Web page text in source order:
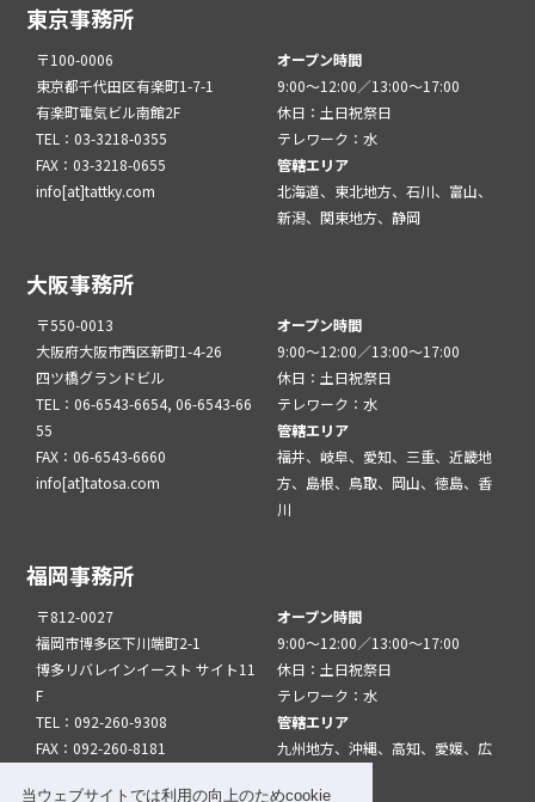
当ウェブサイトでは利用の向上のためcookie
東京事務所
〒100-0006
東京都千代田区有楽町1-7-1
有楽町電気ビル南館2F
TEL：03-3218-0355
FAX：03-3218-0655
info[at]tattky.com
オープン時間
9:00～12:00／13:00～17:00
休日：土日祝祭日
テレワーク：水
管轄エリア
北海道、東北地方、石川、富山、
新潟、関東地方、静岡
大阪事務所
〒550-0013
大阪府大阪市西区新町1-4-26
四ツ橋グランドビル
TEL：06-6543-6654, 06-6543-66
55
FAX：06-6543-6660
info[at]tatosa.com
オープン時間
9:00～12:00／13:00～17:00
休日：土日祝祭日
テレワーク：水
管轄エリア
福井、岐阜、愛知、三重、近畿地
方、島根、鳥取、岡山、徳島、香
川
福岡事務所
〒812-0027
福岡市博多区下川端町2-1
博多リバレインイースト サイト11
F
TEL：092-260-9308
FAX：092-260-8181
オープン時間
9:00～12:00／13:00～17:00
休日：土日祝祭日
テレワーク：水
管轄エリア
九州地方、沖縄、高知、愛媛、広